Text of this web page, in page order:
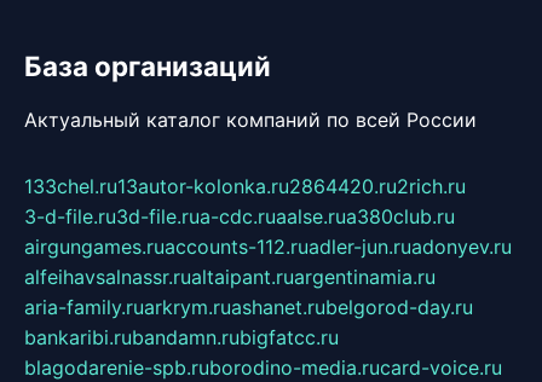
База организаций
Актуальный каталог компаний по всей России
133chel.ru13autor-kolonka.ru2864420.ru2rich.ru
3-d-file.ru3d-file.rua-cdc.ruaalse.rua380club.ru
airgungames.ruaccounts-112.ruadler-jun.ruadonyev.ru
alfeihavsalnassr.rualtaipant.ruargentinamia.ru
aria-family.ruarkrym.ruashanet.rubelgorod-day.ru
bankaribi.rubandamn.rubigfatcc.ru
blagodarenie-spb.ruborodino-media.rucard-voice.ru